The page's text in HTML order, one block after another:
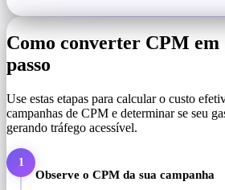
Como converter CPM em
passo
Use estas etapas para calcular o custo
campanhas de CPM e determinar se seu
gerando tráfego acessível.
1
Observe o CPM da sua campanha